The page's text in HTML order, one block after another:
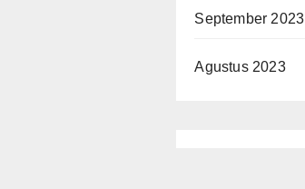
September 2023
Agustus 2023